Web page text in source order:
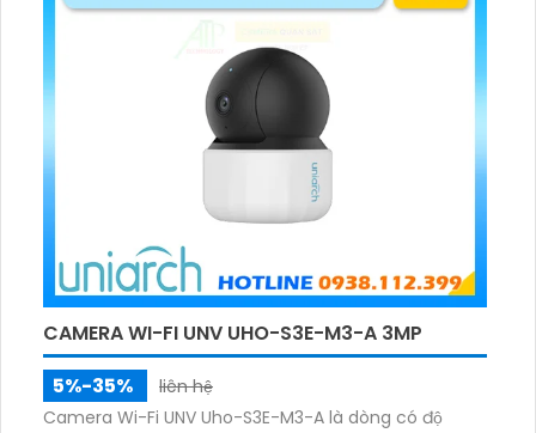
CAMERA WI-FI UNV UHO-S3E-M3-A 3MP
5%-35%
liên hệ
Camera Wi-Fi UNV Uho-S3E-M3-A là dòng có độ